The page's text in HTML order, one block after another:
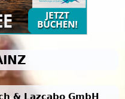
& Lazcabo GmbH